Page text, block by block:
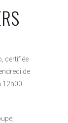
certifiée
de
12h00